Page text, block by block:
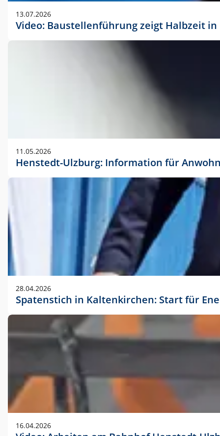
13.07.2026
Video: Baustellenführung zeigt Halbzeit
11.05.2026
Henstedt-Ulzburg: Information für
28.04.2026
Spatenstich in Kaltenkirchen: Start für
16.04.2026